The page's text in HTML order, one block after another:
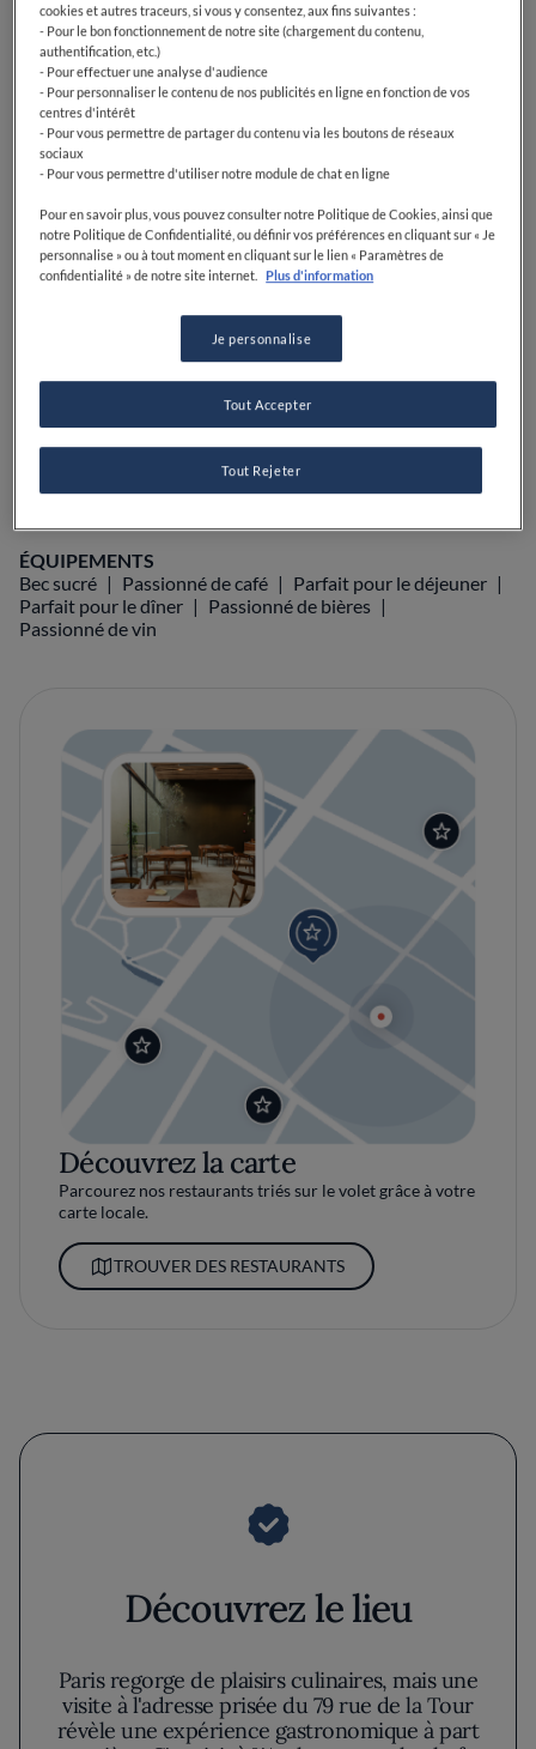
79 Rue de la Tour75116ParisFrance
CLOSED OpensJeudi, 12:30-13:00, 19:30-20:30
VOIR HORAIRES D'OUVERTURE
PRIX
VOIR SUR LA CARTE +33 1 40 71 69 68
VISIT WEBSITE
Food Awards
Guide Michelin
ÉQUIPEMENTS
Bec sucré
Passionné de café
Parfait pour le déjeuner
Parfait pour le dîner
Passionné de bières
Passionné de vin
Découvrez la carte
Parcourez nos restaurants triés sur le volet grâce à votre
carte locale.
TROUVER DES RESTAURANTS
Découvrez le lieu
Paris regorge de plaisirs culinaires, mais une
visite à l'adresse prisée du 79 rue de la Tour
révèle une expérience gastronomique à part
cookies et autres traceurs, si vous y consentez, aux fins suivantes :
- Pour le bon fonctionnement de notre site (chargement du contenu,
authentification, etc.)
- Pour effectuer une analyse d'audience
- Pour personnaliser le contenu de nos publicités en ligne en fonction de vos
centres d'intérêt
- Pour vous permettre de partager du contenu via les boutons de réseaux
sociaux
- Pour vous permettre d'utiliser notre module de chat en ligne
Pour en savoir plus, vous pouvez consulter notre Politique de Cookies, ainsi que
notre Politique de Confidentialité, ou définir vos préférences en cliquant sur « Je
personnalise » ou à tout moment en cliquant sur le lien « Paramètres de
confidentialité » de notre site internet.
Plus d'information
Je personnalise
Tout Rejeter
Tout Accepter